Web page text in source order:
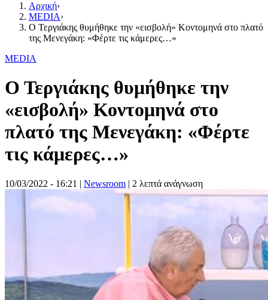
Αρχική›
MEDIA›
Ο Τεργιάκης θυμήθηκε την «εισβολή» Κοντομηνά στο πλατό
της Μενεγάκη: «Φέρτε τις κάμερες…»
MEDIA
Ο Τεργιάκης θυμήθηκε την
«εισβολή» Κοντομηνά στο
πλατό της Μενεγάκη: «Φέρτε
τις κάμερες…»
10/03/2022 - 16:21 | Newsroom | 2 λεπτά ανάγνωση